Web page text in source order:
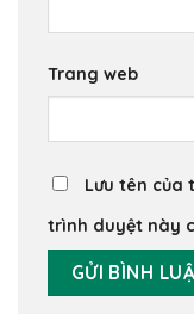
Trang web
Lưu tên của
trình duyệt này